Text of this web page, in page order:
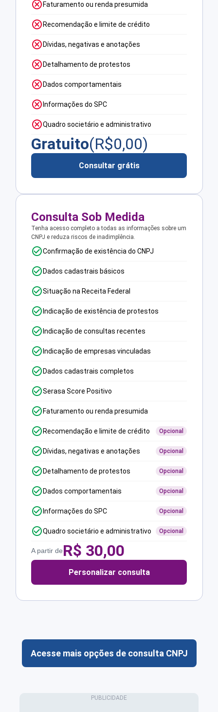
Faturamento ou renda presumida
Recomendação e limite de crédito
Dívidas, negativas e anotações
Detalhamento de protestos
Dados comportamentais
Informações do SPC
Quadro societário e administrativo
Gratuito(R$0,00)
Consultar grátis
Consulta Sob Medida
Tenha acesso completo a todas as informações sobre um
CNPJ e reduza riscos de inadimplência.
Confirmação de existência do CNPJ
Dados cadastrais básicos
Situação na Receita Federal
Indicação de existência de protestos
Indicação de consultas recentes
Indicação de empresas vinculadas
Dados cadastrais completos
Serasa Score Positivo
Faturamento ou renda presumida
Recomendação e limite de crédito Opcional
Dívidas, negativas e anotações Opcional
Detalhamento de protestos Opcional
Dados comportamentais Opcional
Informações do SPC Opcional
Quadro societário e administrativo Opcional
A partir deR$ 30,00
Personalizar consulta
Acesse mais opções de consulta CNPJ